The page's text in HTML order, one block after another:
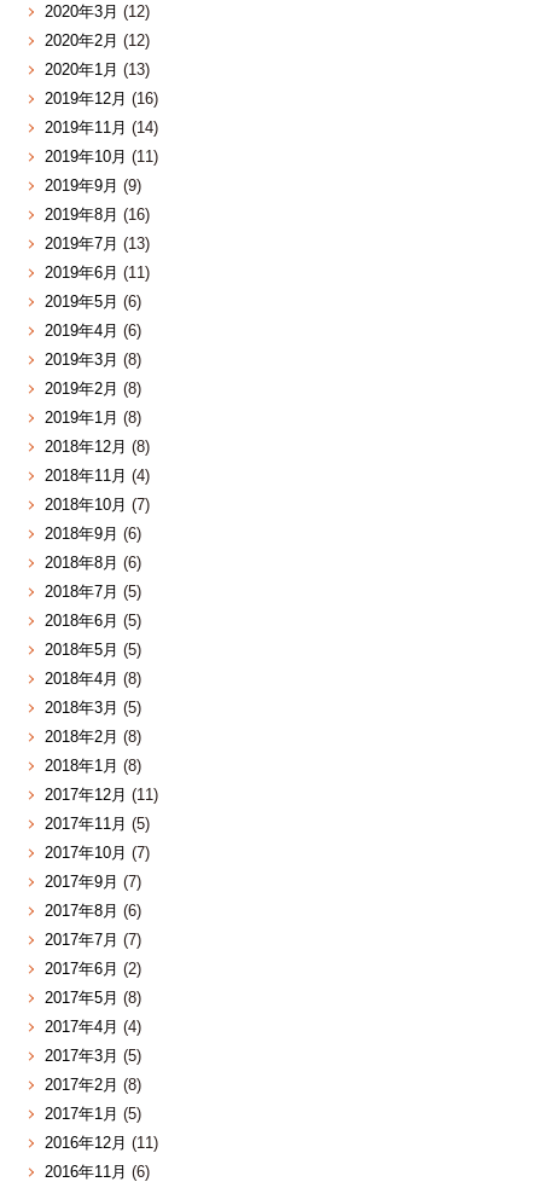
2020年3月 (12)
2020年2月 (12)
2020年1月 (13)
2019年12月 (16)
2019年11月 (14)
2019年10月 (11)
2019年9月 (9)
2019年8月 (16)
2019年7月 (13)
2019年6月 (11)
2019年5月 (6)
2019年4月 (6)
2019年3月 (8)
2019年2月 (8)
2019年1月 (8)
2018年12月 (8)
2018年11月 (4)
2018年10月 (7)
2018年9月 (6)
2018年8月 (6)
2018年7月 (5)
2018年6月 (5)
2018年5月 (5)
2018年4月 (8)
2018年3月 (5)
2018年2月 (8)
2018年1月 (8)
2017年12月 (11)
2017年11月 (5)
2017年10月 (7)
2017年9月 (7)
2017年8月 (6)
2017年7月 (7)
2017年6月 (2)
2017年5月 (8)
2017年4月 (4)
2017年3月 (5)
2017年2月 (8)
2017年1月 (5)
2016年12月 (11)
2016年11月 (6)